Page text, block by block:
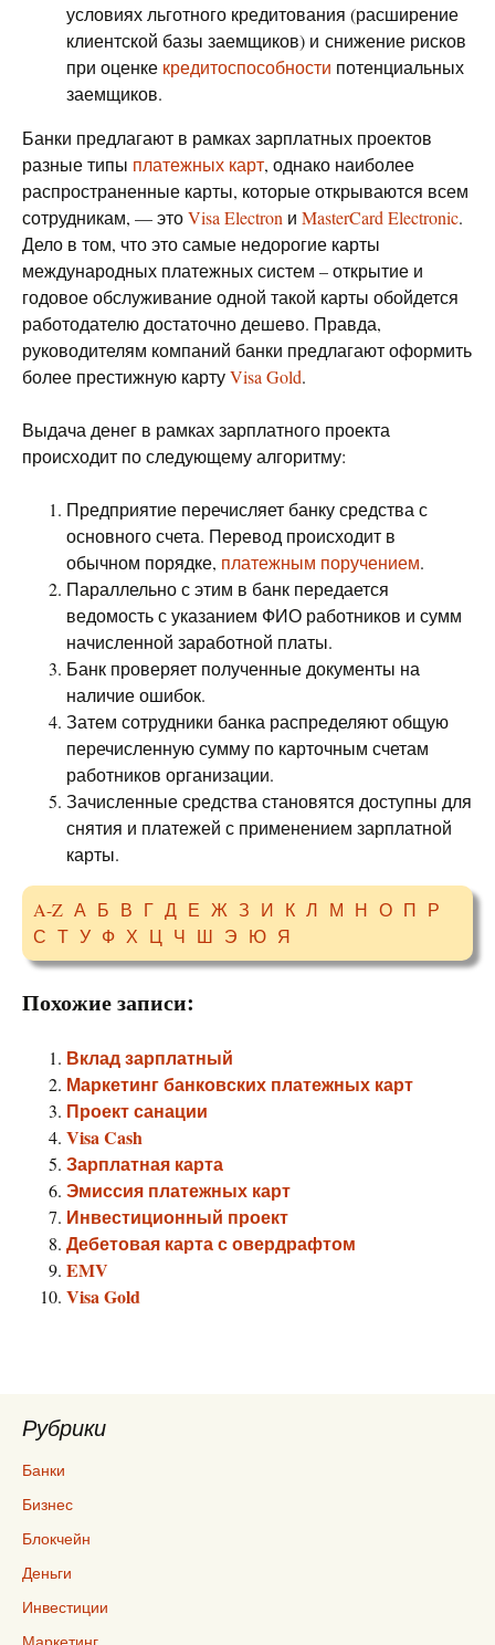
условиях льготного кредитования (расширение
клиентской базы заемщиков) и снижение рисков
при оценке кредитоспособности потенциальных
заемщиков.
Банки предлагают в рамках зарплатных проектов
разные типы платежных карт, однако наиболее
распространенные карты, которые открываются всем
сотрудникам, — этоVisa Electron и MasterCard Electronic.
Дело в том, что это самые недорогие карты
международных платежных систем – открытие и
годовое обслуживание одной такой карты обойдется
работодателю достаточно дешево. Правда,
руководителям компаний банки предлагают оформить
более престижную картуVisa Gold.
Выдача денег в рамках зарплатного проекта
происходит по следующему алгоритму:
Предприятие перечисляет банку средства с
основного счета. Перевод происходит в
обычном порядке, платежным поручением.
Параллельно с этим в банк передается
ведомость с указанием ФИО работников и сумм
начисленной заработной платы.
Банк проверяет полученные документы на
наличие ошибок.
Затем сотрудники банка распределяют общую
перечисленную сумму по карточным счетам
работников организации.
Зачисленные средства становятся доступны для
снятия и платежей с применением зарплатной
карты.
A-Z А Б В Г Д Е Ж З И К Л М Н О П Р
С Т У Ф Х Ц Ч Ш Э Ю Я
Похожие записи:
Вклад зарплатный
Маркетинг банковских платежных карт
Проект санации
Visa Cash
Зарплатная карта
Эмиссия платежных карт
Инвестиционный проект
Дебетовая карта с овердрафтом
EMV
Visa Gold
Рубрики
Банки
Бизнес
Блокчейн
Деньги
Инвестиции